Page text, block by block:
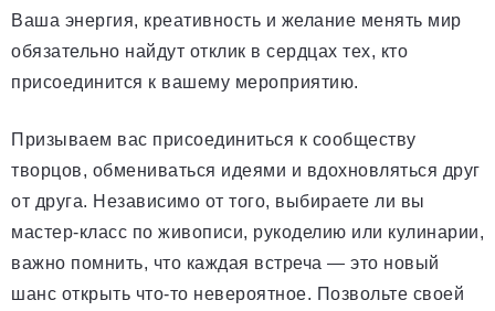
Ваша энергия, креативность и желание менять мир
обязательно найдут отклик в сердцах тех, кто
присоединится к вашему мероприятию.
Призываем вас присоединиться к сообществу
творцов, обмениваться идеями и вдохновляться друг
от друга. Независимо от того, выбираете ли вы
мастер-класс по живописи, рукоделию или кулинарии,
важно помнить, что каждая встреча — это новый
шанс открыть что-то невероятное. Позвольте своей